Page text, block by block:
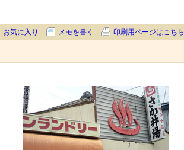
お気に入り メモを書く 印刷用ページはこちら